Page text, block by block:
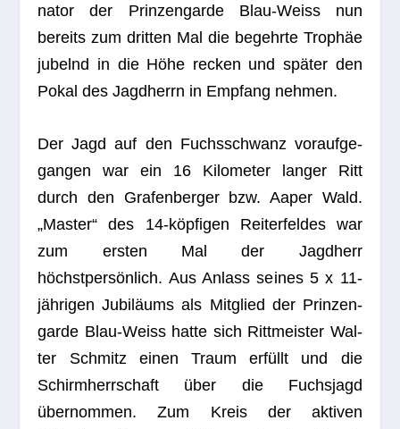
na­tor der Prin­zen­garde Blau-Weiss nun
bereits zum drit­ten Mal die begehrte Trophäe
jubelnd in die Höhe recken und später den
Pokal des Jagd­herrn in Emp­fang nehmen.
Der Jagd auf den Fuchs­schwanz vor­auf­ge­
gan­gen war ein 16 Kilo­me­ter lan­ger Ritt
durch den Gra­fen­ber­ger bzw. Aaper Wald.
„Mas­ter“ des 14-köpfigen Rei­ter­fel­des war
zum ers­ten Mal der Jagd­herr
höchstpersönlich. Aus Anlass sei­nes 5 x 11-
jährigen Jubiläums als Mit­glied der Prin­zen­
garde Blau-Weiss hatte sich Ritt­meis­ter Wal­
ter Schmitz einen Traum erfüllt und die
Schirm­herr­schaft über die Fuchs­jagd
übernommen. Zum Kreis der akti­ven